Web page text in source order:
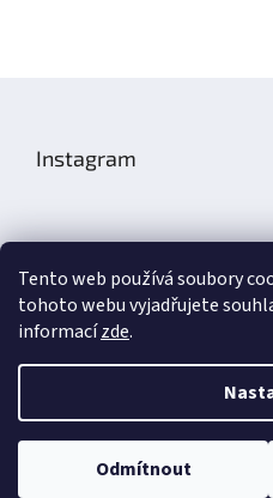
Tento web používá soubory
tohoto webu vyjadřujete
informacízde.
Odmítnout
Instagram
Sledovat na
Aronax